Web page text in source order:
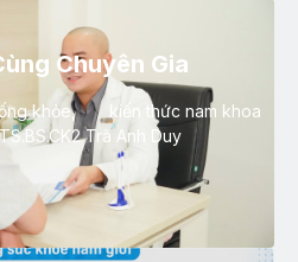
Chuyên Gia
khỏe, kiến thức nam khoa
Trà Anh Duy